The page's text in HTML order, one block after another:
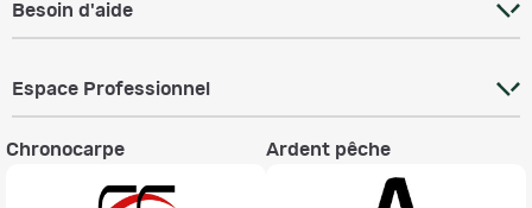
Besoin d'aide
Espace Professionnel
Chronocarpe Ardent pêche